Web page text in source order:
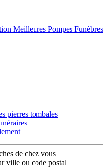
Meilleures Pompes Funèbres
pierres tombales
de chez vous
ville ou code postal